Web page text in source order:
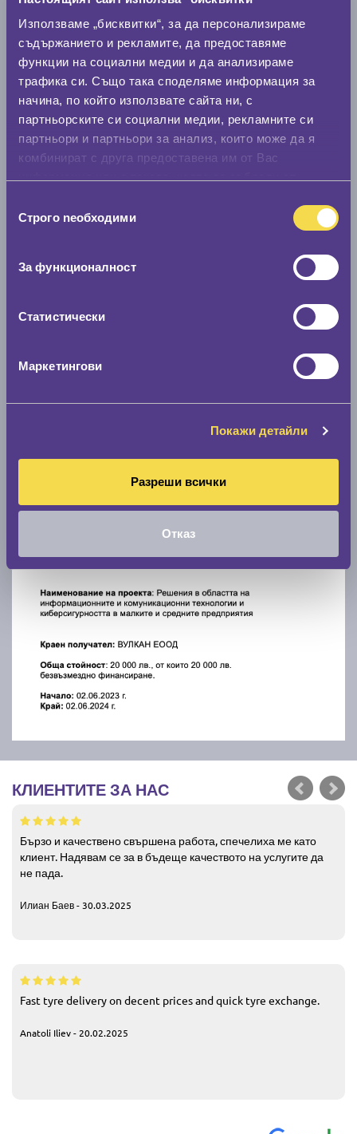
Използваме „бисквитки“, за да персонализираме
съдържанието и рекламите, да предоставяме
функции на социални медии и да анализираме
трафика си. Също така споделяме информация за
начина, по който използвате сайта ни, с
партньорските си социални медии, рекламните си
партньори и партньори за анализ, които може да я
комбинират с друга предоставена им от Вас
наСтрого nеобходими
За функционалност
Статистически
Маркетингови
Покажи детайли
Разреши всички
Отказ
Покажи гуми
КЛИЕНТИТЕ ЗА НАС
Бързо и качествено свършена работа, спечелиха ме като
клиент. Надявам се за в бъдеще качеството на услугите да
не пада.
Илиан Баев - 30.03.2025
Fast tyre delivery on decent prices and quick tyre exchange.
Anatoli Iliev - 20.02.2025